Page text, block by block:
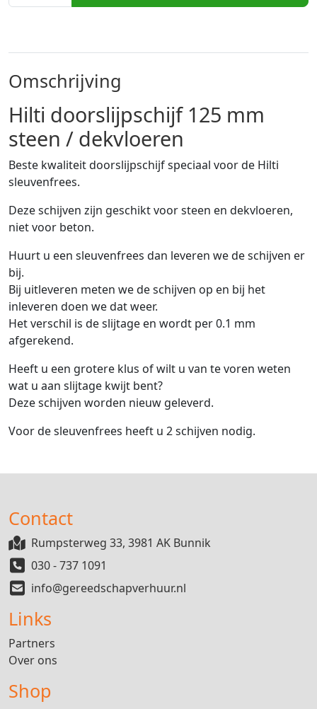
Omschrijving
Hilti doorslijpschijf 125 mm
steen / dekvloeren
Beste kwaliteit doorslijpschijf speciaal voor de Hilti
sleuvenfrees.
Deze schijven zijn geschikt voor steen en dekvloeren,
niet voor beton.
Huurt u een sleuvenfrees dan leveren we de schijven er
bij.
Bij uitleveren meten we de schijven op en bij het
inleveren doen we dat weer.
Het verschil is de slijtage en wordt per 0.1 mm
afgerekend.
Heeft u een grotere klus of wilt u van te voren weten
wat u aan slijtage kwijt bent?
Deze schijven worden nieuw geleverd.
Voor de sleuvenfrees heeft u 2 schijven nodig.
Contact
Rumpsterweg 33, 3981 AK Bunnik
030 - 737 1091
info@gereedschapverhuur.nl
Links
Partners
Over ons
Shop